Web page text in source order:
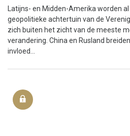
Latijns- en Midden-Amerika worden
geopolitieke achtertuin van de
zich buiten het zicht van de meeste
verandering. China en Rusland
invloed...